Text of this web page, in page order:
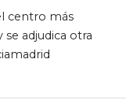
centro más
adjudica otra